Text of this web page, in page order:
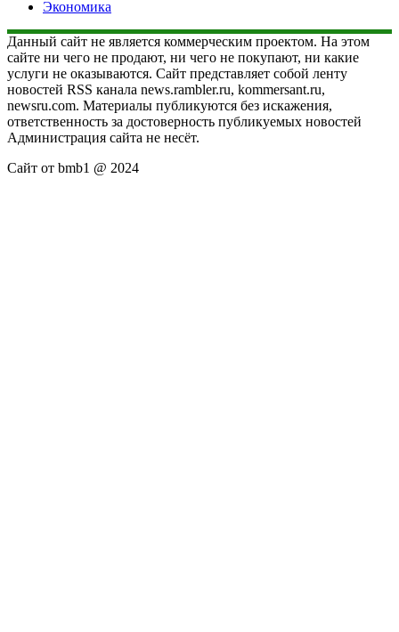
Экономика
Данный сайт не является коммерческим проектом. На этом
сайте ни чего не продают, ни чего не покупают, ни какие
услуги не оказываются. Сайт представляет собой ленту
новостей RSS канала news.rambler.ru, kommersant.ru,
newsru.com. Материалы публикуются без искажения,
ответственность за достоверность публикуемых новостей
Администрация сайта не несёт.
Сайт от bmb1 @ 2024